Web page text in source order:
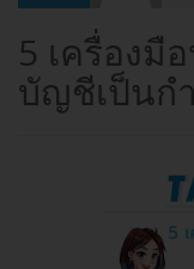
5 เครื่องมื
บัญชีเป็นก